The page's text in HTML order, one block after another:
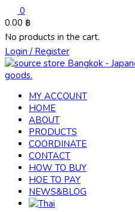
0
0.00 ฿
No products in the cart.
Login / Register
MY ACCOUNT
HOME
ABOUT
PRODUCTS
COORDINATE
CONTACT
HOW TO BUY
HOE TO PAY
NEWS&BLOG